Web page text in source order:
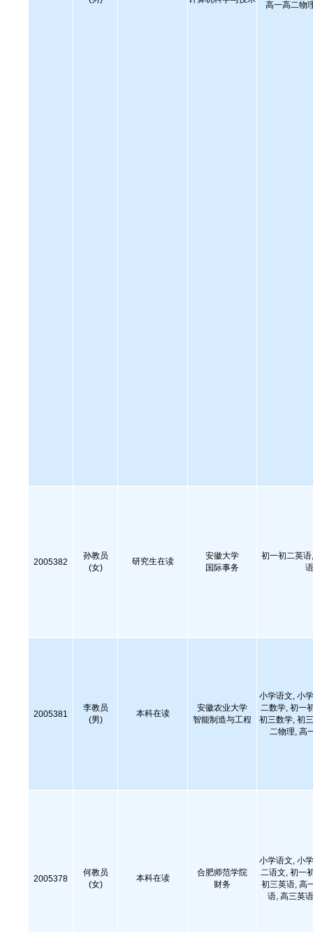
高一高二物
2005382
孙教员
(女)
研究生在读
安徽大学
国际事务
初一初二英
2005381
李教员
(男)
本科在读
安徽农业大学
智能制造与工程
小学语文, 小
二数学, 初一
初三数学, 初
二物理, 高
2005378
何教员
(女)
本科在读
合肥师范学院
财务
小学语文, 小
二语文, 初一
初三英语, 高
语, 高三英